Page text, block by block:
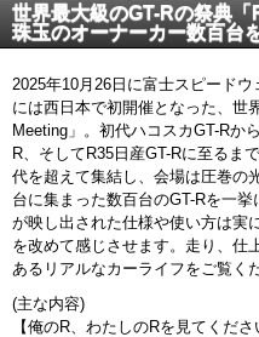
世界最大級のGT-Rの祭典
珠玉のオーナーカー数百台
2025年10月26日に富士スピード
には西日本で初開催となった、世
Meeting」。初代ハコスカGT-Rか
R、そしてR35日産GT-Rに至るま
代を超えて集結し、会場は圧巻の
台に集まった数百台のGT-Rを一
が映し出された仕様や使い方は実
を改めて感じさせます。走り、
あるリアルなカーライフをご覧く
(主な内容)
【俺のR、わたしのRを見てくだ